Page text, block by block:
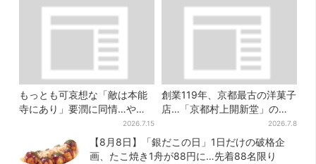
もっとも可哀想な「敵は本能
寺にあり」要潤に同情…やっ
てない“毒殺”、元上司の裏切
り【豊臣兄弟】
2026.7.15
創業119年、京都最古の洋菓子
店…「京都村上開新堂」の新
ブランド誕生、行列店に2026.7.8
【8月8日】「銀だこの日」1日だけの破格企
画、たこ焼き1舟が88円に…先着88名限り